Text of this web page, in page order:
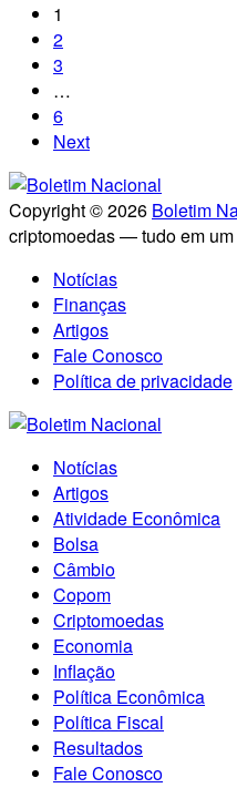
1
2
3
…
6
Next
Copyright © 2026 Boletim
criptomoedas — tudo em um
Notícias
Finanças
Artigos
Fale Conosco
Política de privacidade
Notícias
Artigos
Atividade Econômica
Bolsa
Câmbio
Copom
Criptomoedas
Economia
Inflação
Política Econômica
Política Fiscal
Resultados
Fale Conosco